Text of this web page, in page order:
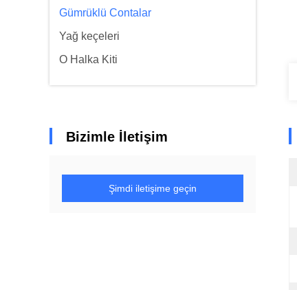
Gümrüklü Contalar
Yağ keçeleri
O Halka Kiti
Bizimle İletişim
Şimdi iletişime geçin